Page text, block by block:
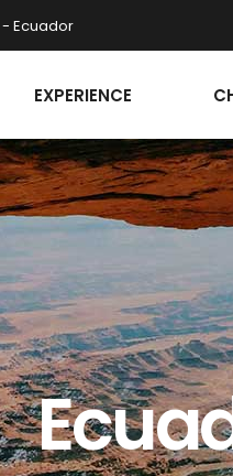
Ecuador
EXPERIENCE